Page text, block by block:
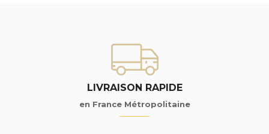
LIVRAISON RAPIDE
en France Métropolitaine